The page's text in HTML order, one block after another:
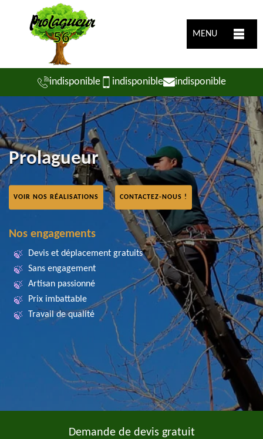
MENU
indisponible indisponible indisponible
Prolagueur
VOIR NOS RÉALISATIONS CONTACTEZ-NOUS !
Nos engagements
Devis et déplacement gratuits
Sans engagement
Artisan passionné
Prix imbattable
Travail de qualité
Demande de devis gratuit